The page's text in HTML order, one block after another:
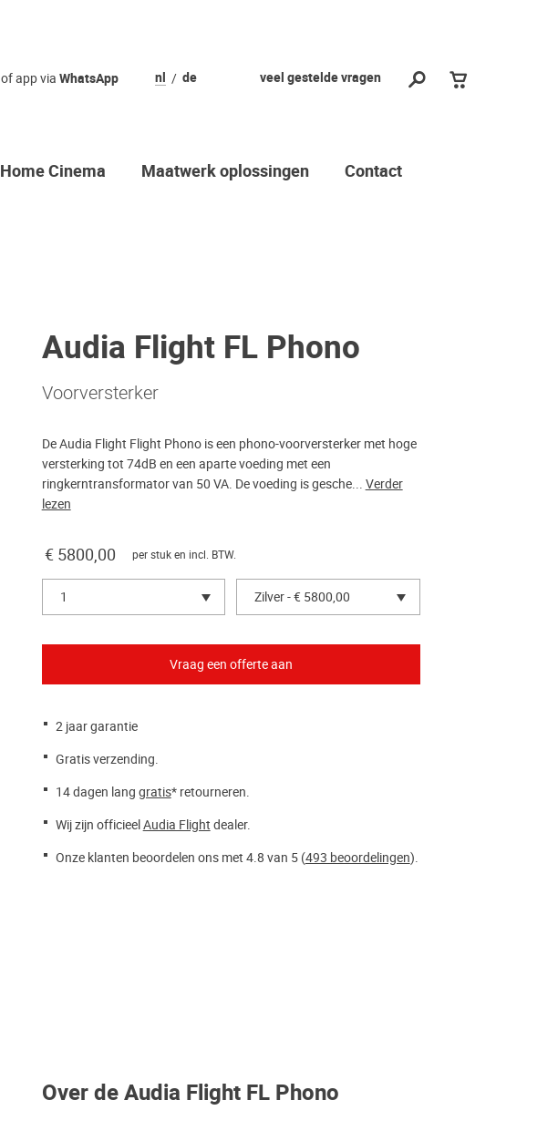
veel gestelde vragen
nl de
of app via WhatsApp
Home Cinema Maatwerk oplossingen Contact
Audia Flight FL Phono
Voorversterker
De Audia Flight Flight Phono is een phono-voorversterker met hoge
versterking tot 74dB en een aparte voeding met een
ringkerntransformator van 50 VA. De voeding is gesche... Verder
lezen
€ 5800,00 per stuk en incl. BTW.
1 Zilver - € 5800,00
2 jaar garantie
Gratis verzending.
14 dagen lang gratis* retourneren.
Wij zijn officieelAudia Flight dealer.
Onze klanten beoordelen ons met 4.8 van 5 (493 beoordelingen).
Over de Audia Flight FL Phono